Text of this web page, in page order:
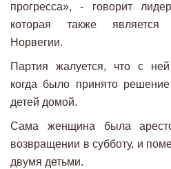
прогресса», - говорит
которая также является
Норвегии.
Партия жалуется, что с ней
когда было принято
детей домой.
Сама женщина была
возвращении в субботу, и
двумя детьми.